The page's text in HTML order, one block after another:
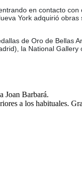
en contacto
York adquirió
de Oro de Bellas
la National Gallery
Joan Barbará.
a los habituales.